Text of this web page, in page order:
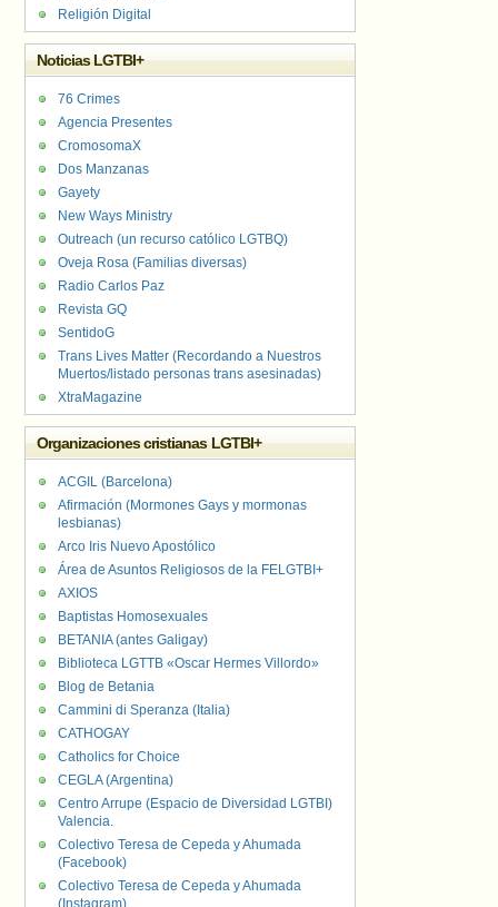
Religión Digital
Noticias LGTBI+
76 Crimes
Agencia Presentes
CromosomaX
Dos Manzanas
Gayety
New Ways Ministry
Outreach (un recurso católico LGTBQ)
Oveja Rosa (Familias diversas)
Radio Carlos Paz
Revista GQ
SentidoG
Trans Lives Matter (Recordando a Nuestros
Muertos/listado personas trans asesinadas)
XtraMagazine
Organizaciones cristianas LGTBI+
ACGIL (Barcelona)
Afirmación (Mormones Gays y mormonas
lesbianas)
Arco Iris Nuevo Apostólico
Área de Asuntos Religiosos de la FELGTBI+
AXIOS
Baptistas Homosexuales
BETANIA (antes Galigay)
Biblioteca LGTTB «Oscar Hermes Villordo»
Blog de Betania
Cammini di Speranza (Italia)
CATHOGAY
Catholics for Choice
CEGLA (Argentina)
Centro Arrupe (Espacio de Diversidad LGTBI)
Valencia.
Colectivo Teresa de Cepeda y Ahumada
(Facebook)
Colectivo Teresa de Cepeda y Ahumada
(Instagram)